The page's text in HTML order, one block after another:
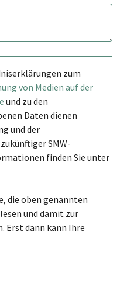
zum
von Medien auf der
und zu den
Daten dienen
und der
SMW-
finden Sie unter
die oben genannten
und damit zur
Erst dann kann Ihre